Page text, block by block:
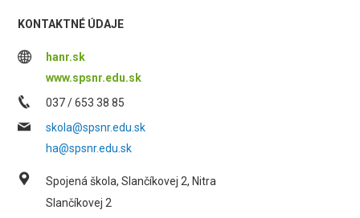
KONTAKTNÉ ÚDAJE
hanr.sk
www.spsnr.edu.sk
037 / 653 38 85
skola@spsnr.edu.sk
ha@spsnr.edu.sk
Spojená škola, Slančíkovej 2, Nitra
Slančíkovej 2